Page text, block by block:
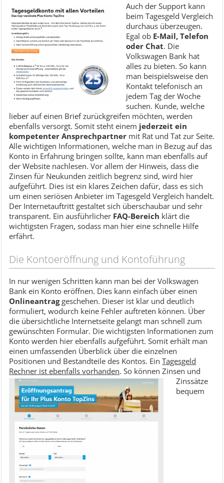
Auch der Support kann
beim Tagesgeld Vergleich
durchaus überzeugen.
Egal ob E-Mail, Telefon
oder Chat. Die
Volkswagen Bank hat
alles zu bieten. So kann
man beispielsweise den
Kontakt telefonisch an
jedem Tag der Woche
suchen. Kunde, welche
lieber auf einen Brief zurückgreifen möchten, werden
ebenfalls versorgt. Somit steht einem jederzeit ein
kompetenter Ansprechpartner mit Rat und Tat zur Seite.
Alle wichtigen Informationen, welche man in Bezug auf das
Konto in Erfahrung bringen sollte, kann man ebenfalls auf
der Website nachlesen. Vor allem der Hinweis, dass die
Zinsen für Neukunden zeitlich begrenz sind, wird hier
aufgeführt. Dies ist ein klares Zeichen dafür, dass es sich
um einen seriösen Anbieter im Tagesgeld Vergleich handelt.
Der Internetauftritt gestaltet sich überschaubar und sehr
transparent. Ein ausführlicher FAQ-Bereich klärt die
wichtigsten Fragen, sodass man hier eine schnelle Hilfe
erfährt.
Die Kontoeröffnung und Kontoführung
In nur wenigen Schritten kann man bei der Volkswagen
Bank ein Konto eröffnen. Dies kann einfach über einen
Onlineantraggeschehen. Dieser ist klar und deutlich
formuliert, wodurch keine Fehler auftreten können. Über
die übersichtliche Internetseite gelangt man schnell zum
gewünschten Formular. Die wichtigsten Informationen zum
Konto werden hier ebenfalls aufgeführt. Somit erhält man
einen umfassenden Überblick über die einzelnen
Positionen und Bestandteile des Kontos. EinTagesgeld
Rechner ist ebenfalls vorhanden. So können Zinsen und
Zinssätze
bequem